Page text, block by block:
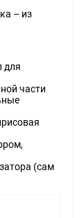
– из
для
части
(сам